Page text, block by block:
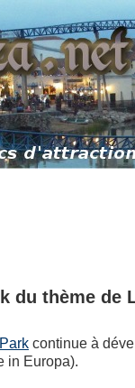
du thème de
continue à
in Europa).